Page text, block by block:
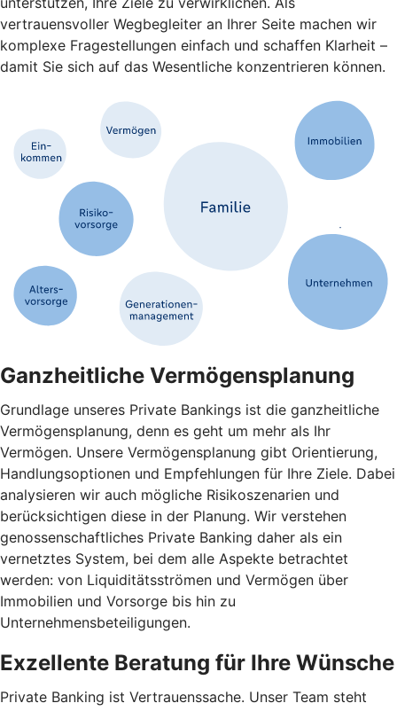
vertrauensvoller Wegbegleiter an Ihrer Seite machen wir
komplexe Fragestellungen einfach und schaffen Klarheit –
damit Sie sich auf das Wesentliche konzentrieren können.
Ganzheitliche Vermögensplanung
Grundlage unseres Private Bankings ist die ganzheitliche
Vermögensplanung, denn es geht um mehr als Ihr
Vermögen. Unsere Vermögensplanung gibt Orientierung,
Handlungsoptionen und Empfehlungen für Ihre Ziele. Dabei
analysieren wir auch mögliche Risikoszenarien und
berücksichtigen diese in der Planung. Wir verstehen
genossenschaftliches Private Banking daher als ein
vernetztes System, bei dem alle Aspekte betrachtet
werden: von Liquiditätsströmen und Vermögen über
Immobilien und Vorsorge bis hin zu
Unternehmensbeteiligungen.
Exzellente Beratung für Ihre Wünsche
Private Banking ist Vertrauenssache. Unser Team steht